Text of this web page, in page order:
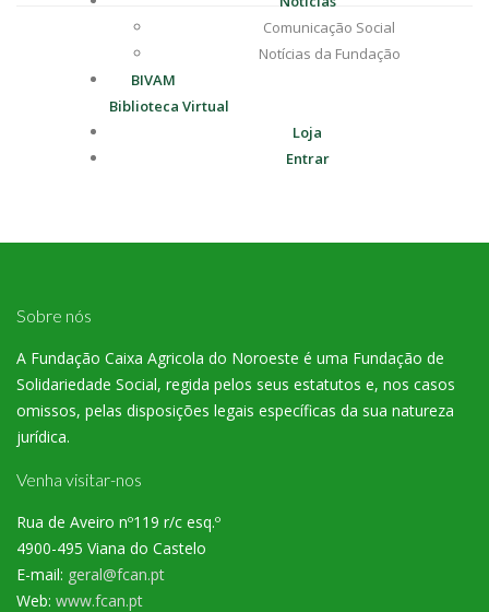
Comunicação Social
Notícias da Fundação
BIVAM
Biblioteca Virtual
Loja
Entrar
Sobre nós
A Fundação Caixa Agricola do Noroeste é uma Fundação de
Solidariedade Social, regida pelos seus estatutos e, nos casos
omissos, pelas disposições legais específicas da sua natureza
jurídica.
Venha visitar-nos
Rua de Aveiro nº119 r/c esq.º
4900-495 Viana do Castelo
E-mail: geral@fcan.pt
Web: www.fcan.pt